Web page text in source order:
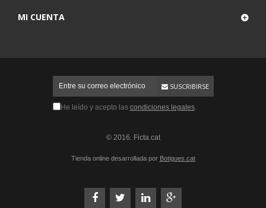
MI CUENTA
SUSCRIBIRSE
He leído y acepto las condiciones legales.
© 2016. Ficta.cat
Tienda online desarrollada por Botigues.cat